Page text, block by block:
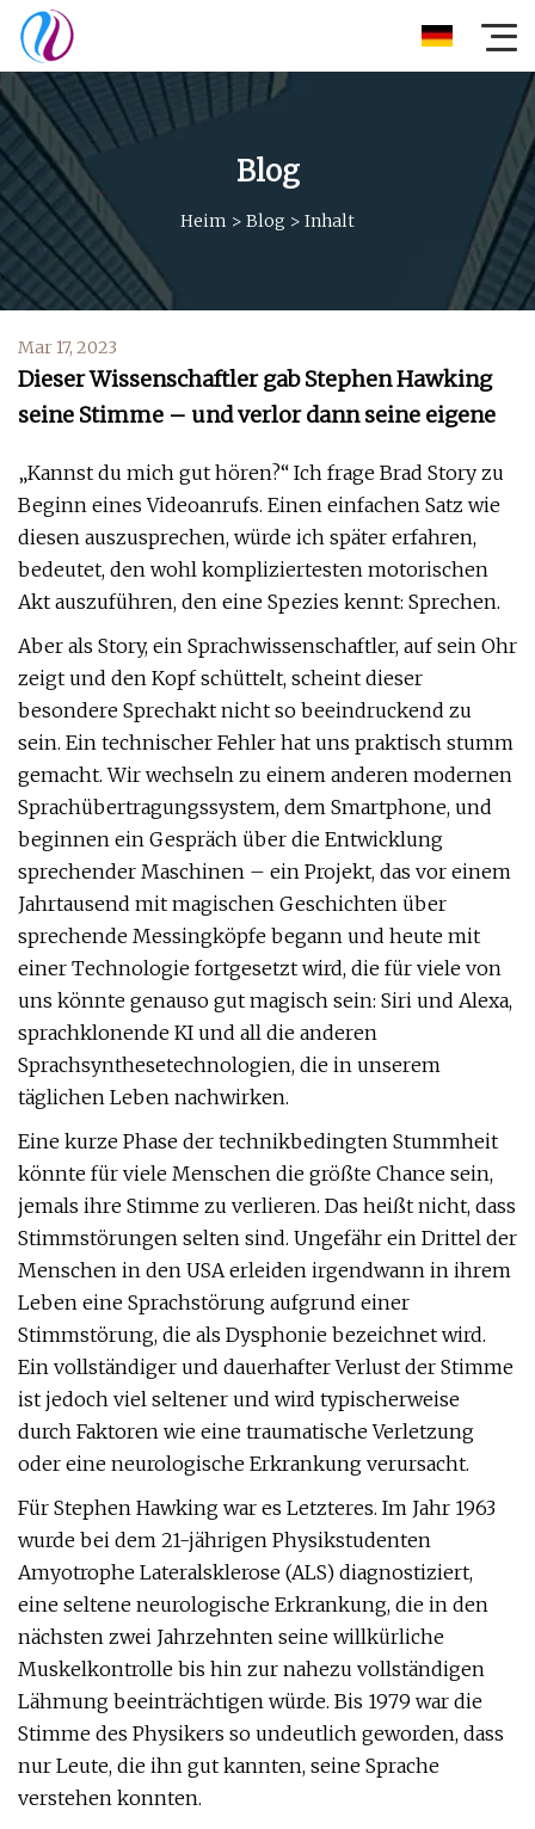
Blog
Heim > Blog > Inhalt
Mar 17, 2023
Dieser Wissenschaftler gab Stephen Hawking
seine Stimme – und verlor dann seine eigene
„Kannst du mich gut hören?“ Ich frage Brad Story zu
Beginn eines Videoanrufs. Einen einfachen Satz wie
diesen auszusprechen, würde ich später erfahren,
bedeutet, den wohl kompliziertesten motorischen
Akt auszuführen, den eine Spezies kennt: Sprechen.
Aber als Story, ein Sprachwissenschaftler, auf sein Ohr
zeigt und den Kopf schüttelt, scheint dieser
besondere Sprechakt nicht so beeindruckend zu
sein. Ein technischer Fehler hat uns praktisch stumm
gemacht. Wir wechseln zu einem anderen modernen
Sprachübertragungssystem, dem Smartphone, und
beginnen ein Gespräch über die Entwicklung
sprechender Maschinen – ein Projekt, das vor einem
Jahrtausend mit magischen Geschichten über
sprechende Messingköpfe begann und heute mit
einer Technologie fortgesetzt wird, die für viele von
uns könnte genauso gut magisch sein: Siri und Alexa,
sprachklonende KI und all die anderen
Sprachsynthesetechnologien, die in unserem
täglichen Leben nachwirken.
Eine kurze Phase der technikbedingten Stummheit
könnte für viele Menschen die größte Chance sein,
jemals ihre Stimme zu verlieren. Das heißt nicht, dass
Stimmstörungen selten sind. Ungefähr ein Drittel der
Menschen in den USA erleiden irgendwann in ihrem
Leben eine Sprachstörung aufgrund einer
Stimmstörung, die als Dysphonie bezeichnet wird.
Ein vollständiger und dauerhafter Verlust der Stimme
ist jedoch viel seltener und wird typischerweise
durch Faktoren wie eine traumatische Verletzung
oder eine neurologische Erkrankung verursacht.
Für Stephen Hawking war es Letzteres. Im Jahr 1963
wurde bei dem 21-jährigen Physikstudenten
Amyotrophe Lateralsklerose (ALS) diagnostiziert,
eine seltene neurologische Erkrankung, die in den
nächsten zwei Jahrzehnten seine willkürliche
Muskelkontrolle bis hin zur nahezu vollständigen
Lähmung beeinträchtigen würde. Bis 1979 war die
Stimme des Physikers so undeutlich geworden, dass
nur Leute, die ihn gut kannten, seine Sprache
verstehen konnten.